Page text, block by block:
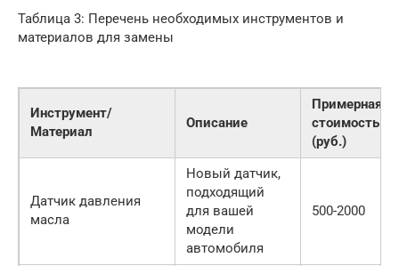
Таблица 3: Перечень необходимых инструментов и
материалов для замены
Инструмент/
Материал
Описание
Примерная
стоимость
(руб.)
Датчик давления
масла
Новый датчик,
подходящий
для вашей
модели
автомобиля
500-2000